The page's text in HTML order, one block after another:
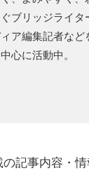
ブリッジライタ
ア編集記者など
心に活動中。
記事内容・